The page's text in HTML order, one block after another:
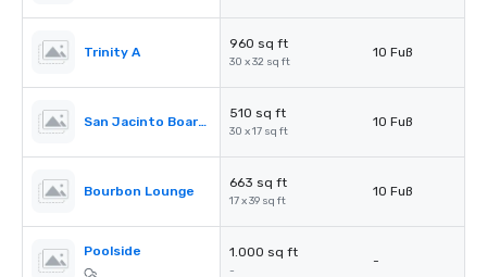
Trinity A
960 sq ft
30 x 32 sq ft
10 Fuß
San Jacinto Boardroom
510 sq ft
30 x 17 sq ft
10 Fuß
Bourbon Lounge
663 sq ft
17 x 39 sq ft
10 Fuß
Poolside 1.000 sq ft
-
-